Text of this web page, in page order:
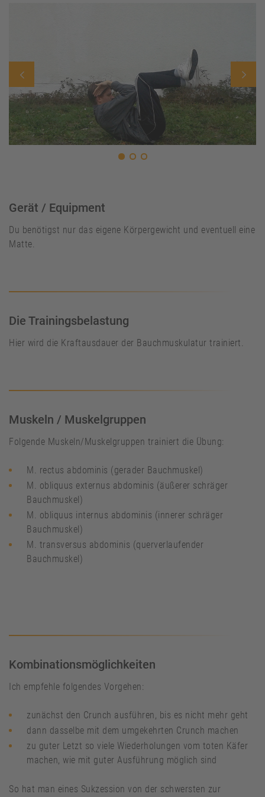
Gerät / Equipment
Du benötigst nur das eigene Körpergewicht und eventuell eine
Matte.
Die Trainingsbelastung
Hier wird die Kraftausdauer der Bauchmuskulatur trainiert.
Muskeln / Muskelgruppen
Folgende Muskeln/Muskelgruppen trainiert die Übung:
M. rectus abdominis (gerader Bauchmuskel)
M. obliquus externus abdominis (äußerer schräger
Bauchmuskel)
M. obliquus internus abdominis (innerer schräger
Bauchmuskel)
M. transversus abdominis (querverlaufender
Bauchmuskel)
Kombinationsmöglichkeiten
Ich empfehle folgendes Vorgehen:
zunächst den Crunch ausführen, bis es nicht mehr geht
dann dasselbe mit dem umgekehrten Crunch machen
zu guter Letzt so viele Wiederholungen vom toten Käfer
machen, wie mit guter Ausführung möglich sind
So hat man eines Sukzession von der schwersten zur